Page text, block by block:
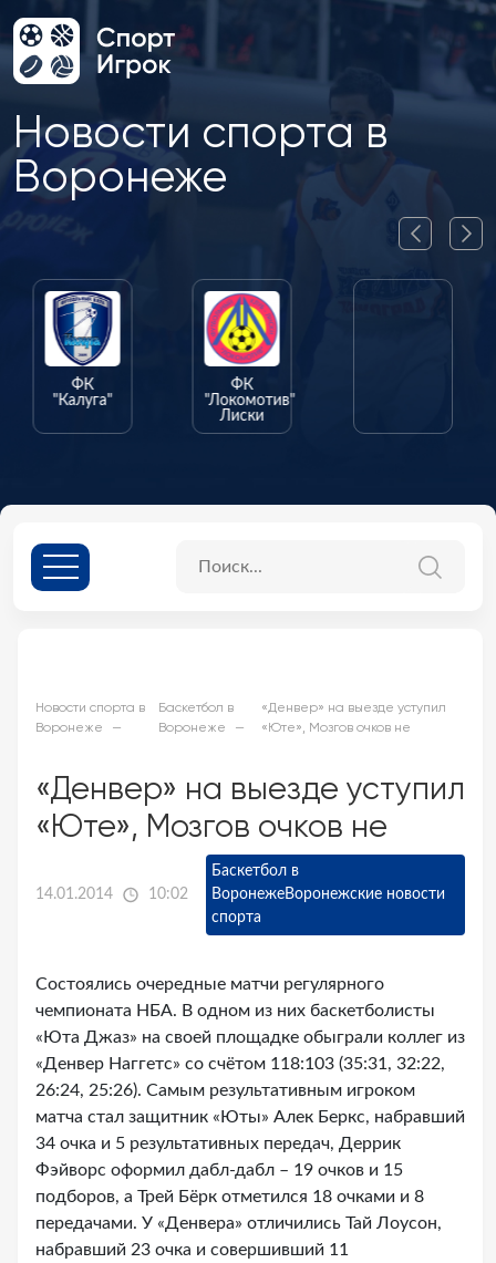
Новости спорта в
Воронеже
ФК
"Калуга"
ФК
"Локомотив"
Лиски
Новости спорта в
Воронеже
Баскетбол в
Воронеже
«Денвер» на выезде уступил
«Юте», Мозгов очков не
«Денвер» на выезде уступил
«Юте», Мозгов очков не
14.01.2014 10:02
Баскетбол в
ВоронежеВоронежские новости
спорта
Состоялись очередные матчи регулярного
чемпионата НБА. В одном из них баскетболисты
«Юта Джаз» на своей площадке обыграли коллег из
«Денвер Наггетс» со счётом 118:103 (35:31, 32:22,
26:24, 25:26). Самым результативным игроком
матча стал защитник «Юты» Алек Беркс, набравший
34 очка и 5 результативных передач, Деррик
Фэйворс оформил дабл-дабл – 19 очков и 15
подборов, а Трей Бёрк отметился 18 очками и 8
передачами. У «Денвера» отличились Тай Лоусон,
набравший 23 очка и совершивший 11